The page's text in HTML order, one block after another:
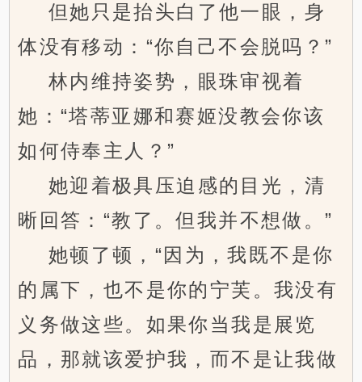
但她只是抬头白了他一眼，身
体没有移动：“你自己不会脱吗？”
林内维持姿势，眼珠审视着
她：“塔蒂亚娜和赛姬没教会你该
如何侍奉主人？”
她迎着极具压迫感的目光，清
晰回答：“教了。但我并不想做。”
她顿了顿，“因为，我既不是你
的属下，也不是你的宁芙。我没有
义务做这些。如果你当我是展览
品，那就该爱护我，而不是让我做